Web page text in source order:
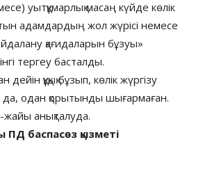
уытқұмарлық масаң күйде көлік
адамдардың жол жүрісі немесе
қағидаларын бұзуы»
тергеу басталды.
дейін құқық бұзып, көлік жүргізу
да, одан қорытынды шығармаған.
жайы анықталуда.
ПД баспасөз қызметі